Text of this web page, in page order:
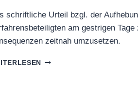
schriftliche Urteil bzgl. der
am gestrigen
zeitnah umzusetzen.
URTEIL